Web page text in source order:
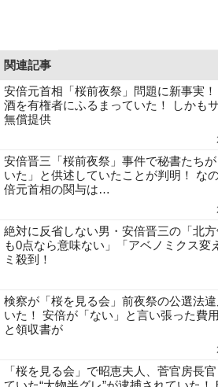
関連記事
安倍元首相「桜前夜祭」問題に新事実
酒を有権者にふるまっていた！ しかも
無償提供
安倍晋三「桜前夜祭」事件で秘書たち
いた」と供述していたことが判明！ な
倍元首相の関与は…
絶対に反省しない男・安倍晋三の「北
も0点なら意味ない」「アベノミクス変
ミ殺到！
検察が「桜を見る会」前夜祭の公選法
いた！ 安倍が「ない」と言い張った費
と領収書が
「桜を見る会」で昭恵夫人、菅官房長